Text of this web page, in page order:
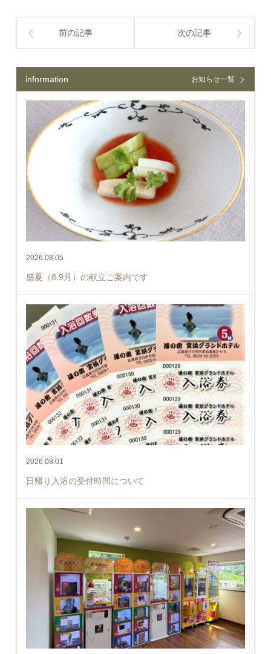
前の記事 次の記事
information お知らせ一覧
2026.08.05
盛夏（8.9月）の献立ご案内です
2026.08.01
日帰り入浴の受付時間について